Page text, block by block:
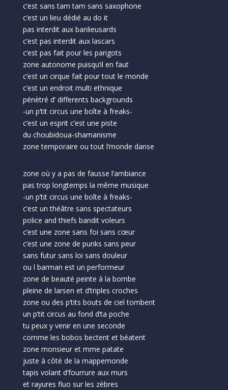
c’est sans tam tam sans saxophone
c’est un lieu dédié au do it
pas interdit aux banlieusards
c’est pas interdit aux lascars
c’est pas fait pour les parigots
zone autonome puisqu’il en faut
c’est un cirque fait pour tout le monde
c’est un endroit multi ethnique
pénètré d’ differents backgrounds
-un p’tit circus une boîte à freaks-
c’est un esprit c’est une piste
du choubidoua-shamanisme
zone temporaire ou tout l’monde danse
zone où y a pas de fausse l’ambiance
pas trop longtemps la même musique
-un p’tit circus une boîte à freaks-
c’est un théâtre sans spectateurs
police and thiefs bandit voleurs
c’est une zone sans foi sans cœur
c’est une zone de punks sans peur
sans futur sans loi sans douleur
ou l barman est un performeur
zone de beauté peinte à la bombe
pleine de larsen et d’triples croches
zone ou des p’tits bouts de ciel tombent
un p’tit circus au fond d’ta poche
tu peux y venir en une seconde
comme les bobos bectent et béatent
zone monsieur et mme patate
juste à côté de la mappemonde
tapis volant d’fourrure aux murs
et rayures fluo sur les zèbres